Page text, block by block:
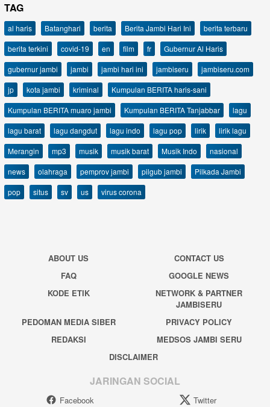
TAG
al haris Batanghari berita Berita Jambi Hari Ini
berita terbaru
berita terkini
covid-19 en film fr
Gubernur Al Haris
gubernur jambi
jambi jambi hari ini jambiseru
jambiseru.com
jp
kota jambi kriminal
Kumpulan BERITA haris-sani
Kumpulan BERITA muaro jambi
Kumpulan BERITA Tanjabbar
lagu
lagu barat
lagu dangdut lagu indo lagu pop lirik
lirik lagu
Merangin
mp3 musik musik barat Musik Indo
nasional
news
olahraga pemprov jambi pilgub jambi
Pilkada Jambi
pop
situs sv us virus corona
ABOUT US
CONTACT US
FAQ
GOOGLE NEWS
KODE ETIK
NETWORK & PARTNER
JAMBISERU
PEDOMAN MEDIA SIBER
PRIVACY POLICY
REDAKSI
MEDSOS JAMBI SERU
DISCLAIMER
JARINGAN SOCIAL
Facebook Twitter